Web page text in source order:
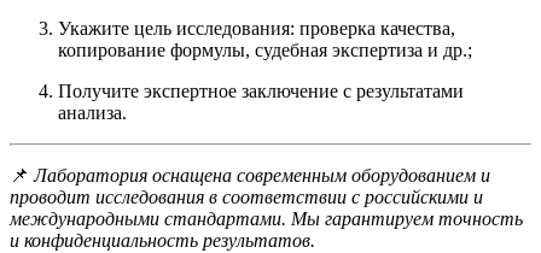
Укажите цель исследования: проверка качества,
копирование формулы, судебная экспертиза и др.;
Получите экспертное заключение с результатами
анализа.
📌Лаборатория оснащена современным оборудованием и
проводит исследования в соответствии с российскими и
международными стандартами. Мы гарантируем точность
и конфиденциальность результатов.